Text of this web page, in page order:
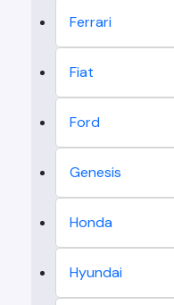
Ferrari
Fiat
Ford
Genesis
Honda
Hyundai